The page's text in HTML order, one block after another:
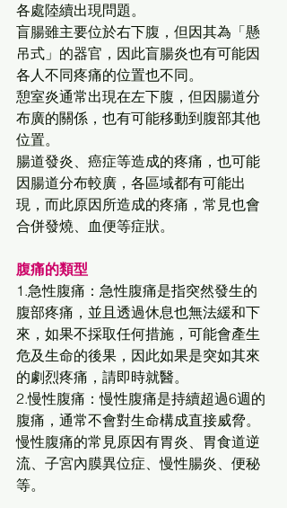
各處陸續出現問題。
盲腸雖主要位於右下腹，但因其為「懸
吊式」的器官，因此盲腸炎也有可能因
各人不同疼痛的位置也不同。
憩室炎通常出現在左下腹，但因腸道分
布廣的關係，也有可能移動到腹部其他
位置。
腸道發炎、癌症等造成的疼痛，也可能
因腸道分布較廣，各區域都有可能出
現，而此原因所造成的疼痛，常見也會
合併發燒、血便等症狀。
腹痛的類型
1.急性腹痛：急性腹痛是指突然發生的
腹部疼痛，並且透過休息也無法緩和下
來，如果不採取任何措施，可能會產生
危及生命的後果，因此如果是突如其來
的劇烈疼痛，請即時就醫。
2.慢性腹痛：慢性腹痛是持續超過6週的
腹痛，通常不會對生命構成直接威脅。
慢性腹痛的常見原因有胃炎、胃食道逆
流、子宮內膜異位症、慢性腸炎、便秘
等。